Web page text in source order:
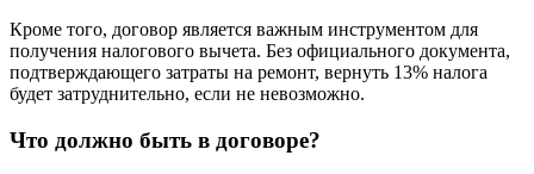
Кроме того, договор является важным инструментом для
получения налогового вычета. Без официального документа,
подтверждающего затраты на ремонт, вернуть 13% налога
будет затруднительно, если не невозможно.
Что должно быть в договоре?